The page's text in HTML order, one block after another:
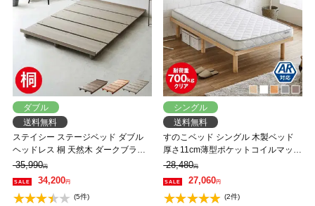
ダブル
送料無料
ステイシー ステージベッド ダブル
ヘッドレス 桐 天然木 ダークブラウ
ン ナチュラル ローベッド フロアベ
ッド ダブルベッド シンプル コンパ
クト 省スペース 北欧風【フレーム
のみ】 【大型家具配送】
35,990円
34,200円
(5件)
シングル
送料無料
すのこベッド シングル 木製ベッド
厚さ11cm薄型ポケットコイルマット
レス付き ポケットコイルマットレス
かため 組立簡単 ヘッドレス 一人暮
らし 北欧 低ホルムアルデヒド バノ
ン【AR】
28,480円
27,060円
(2件)